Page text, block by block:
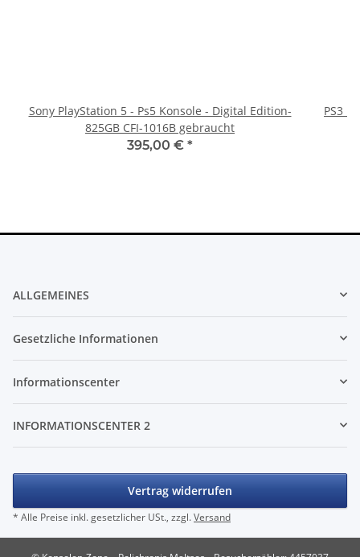
Sony PlayStation 5 - Ps5 Konsole - Digital Edition-
825GB CFI-1016B gebraucht
395,00 € *
PS3
ALLGEMEINES
Gesetzliche Informationen
Informationscenter
INFORMATIONSCENTER 2
Vertrag widerrufen
* Alle Preise inkl. gesetzlicher USt., zzgl.Versand